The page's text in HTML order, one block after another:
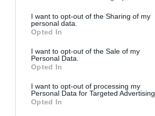
I want to opt-out of the Sharing of my
personal data.
Opted In
I want to opt-out of the Sale of my
Personal Data.
Opted In
I want to opt-out of processing my
Personal Data for Targeted Advertising.
Opted In